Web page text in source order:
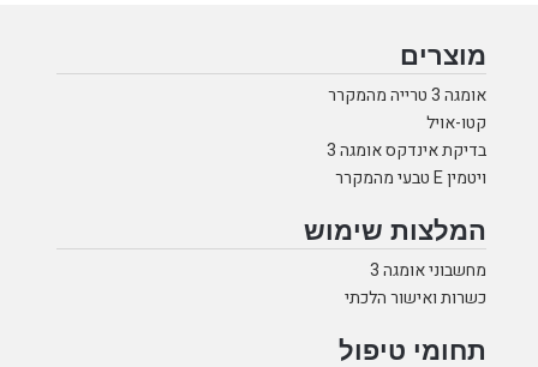
מוצרים
אומגה 3 טרייה מהמקרר
קטו-אויל
בדיקת אינדקס אומגה 3
ויטמין E טבעי מהמקרר
המלצות שימוש
מחשבוני אומגה 3
כשרות ואישור הלכתי
תחומי טיפול